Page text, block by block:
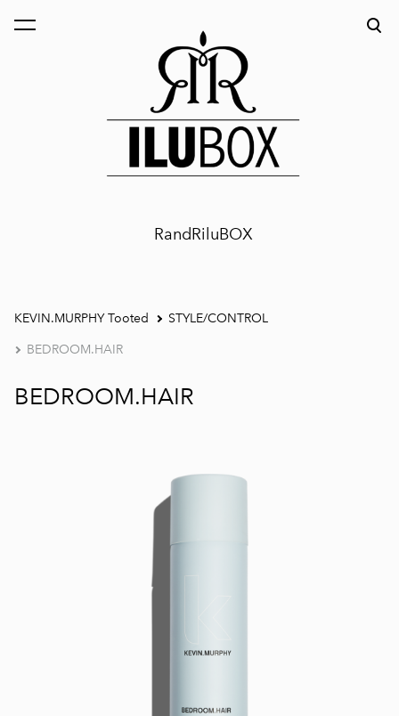
RandRiluBOX
lisati ostukorvi. Vaata ostukorvi
KEVIN.MURPHY Tooted STYLE/CONTROL
BEDROOM.HAIR
BEDROOM.HAIR